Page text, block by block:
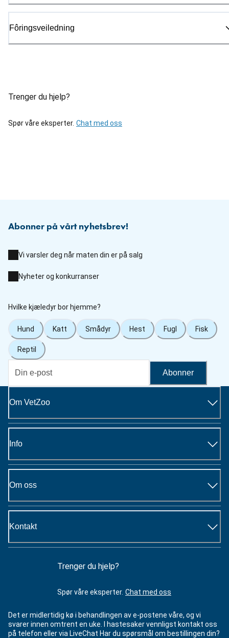
Fôringsveiledning
Trenger du hjelp?
Spør våre eksperter. Chat med oss
Abonner på vårt nyhetsbrev!
Vi varsler deg når maten din er på salg
Nyheter og konkurranser
Hvilke kjæledyr bor hjemme?
Hund Katt Smådyr Hest Fugl Fisk
Reptil
Abonner
Om VetZoo
Info
Om oss
Kontakt
Trenger du hjelp?
Spør våre eksperter. Chat med oss
Det er midlertidig kø i behandlingen av e-postene våre, og vi
svarer innen omtrent en uke. I hastesaker vennligst kontakt oss
på telefon eller via LiveChat Har du spørsmål om bestillingen din?